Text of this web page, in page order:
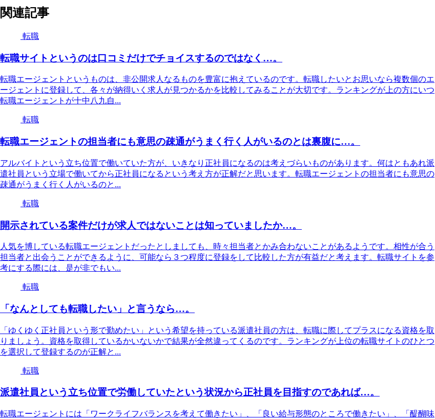
関連記事
転職
転職サイトというのは口コミだけでチョイスするのではなく…。
転職エージェントというものは、非公開求人なるものを豊富に抱えているのです。転職したいとお思いなら複数個のエ
ージェントに登録して、各々が納得いく求人が見つかるかを比較してみることが大切です。ランキングが上の方にいつ
転職エージェントが十中八九自...
転職
転職エージェントの担当者にも意思の疎通がうまく行く人がいるのとは裏腹に…。
アルバイトという立ち位置で働いていた方が、いきなり正社員になるのは考えづらいものがあります。何はともあれ派
遣社員という立場で働いてから正社員になるという考え方が正解だと思います。転職エージェントの担当者にも意思の
疎通がうまく行く人がいるのと...
転職
開示されている案件だけが求人ではないことは知っていましたか…。
人気を博している転職エージェントだったとしましても、時々担当者とかみ合わないことがあるようです。相性が合う
担当者と出会うことができるように、可能なら３つ程度に登録をして比較した方が有益だと考えます。転職サイトを参
考にする際には、是が非でもい...
転職
「なんとしても転職したい」と言うなら…。
「ゆくゆく正社員という形で勤めたい」という希望を持っている派遣社員の方は、転職に際してプラスになる資格を取
りましょう。資格を取得しているかいないかで結果が全然違ってくるのです。ランキングが上位の転職サイトのひとつ
を選択して登録するのが正解と...
転職
派遣社員という立ち位置で労働していたという状況から正社員を目指すのであれば…。
転職エージェントには「ワークライフバランスを考えて働きたい」、「良い給与形態のところで働きたい」、「醍醐味